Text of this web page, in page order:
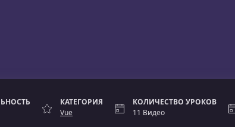
КАТЕГОРИЯ
Vue
КОЛИЧЕСТВО УРОКОВ
11 Видео